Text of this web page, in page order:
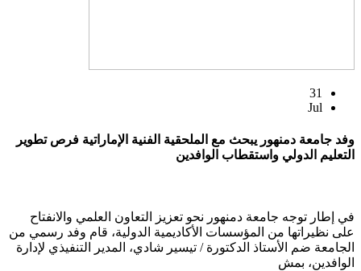
31
Jul
وفد جامعة دمنهور يبحث مع الملحقية الفنية الإماراتية فرص تطوير
التعليم الدولي واستقطاب الوافدين
في إطار توجه جامعة دمنهور نحو تعزيز التعاون العلمي والانفتاح
على نظيراتها من المؤسسات الأكاديمية الدولية، قام وفد رسمي من
الجامعة ضم الأستاذ الدكتورة / تيسير شادي، المدير التنفيذي لإدارة
الوافدين، بمش